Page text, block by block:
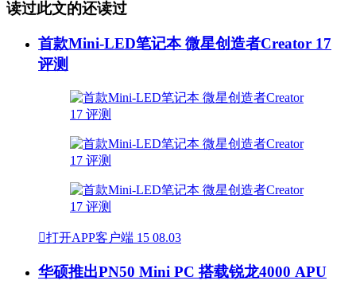
读过此文的还读过
首款Mini-LED笔记本 微星创造者Creator 17
评测
打开APP客户端 15 08.03
华硕推出PN50 Mini PC 搭载锐龙4000 APU